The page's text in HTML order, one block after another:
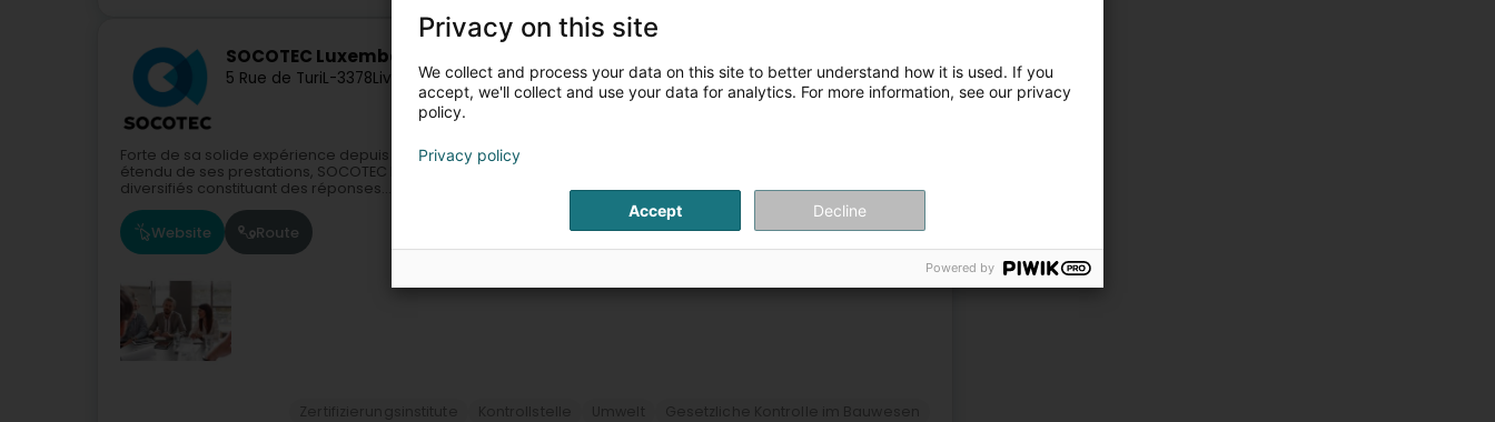
SOCOTEC Luxembourg
5 Rue de TuriL-3378Livange (Léiweng)
Forte de sa solide expérience depuis 1986 au Grand-Duché de Luxembourg, de son savoir-faire et de l’éventail
étendu de ses prestations, SOCOTEC Luxembourg situé à Livange propose une large gamme de services
diversifiés constituant des réponses...
Website Route
Privacy on this site
We collect and process your data on this site to better understand how it is used. If you
accept, we'll collect and use your data for analytics. For more information, see our privacy
policy.
Privacy policy
Accept Decline
Powered by